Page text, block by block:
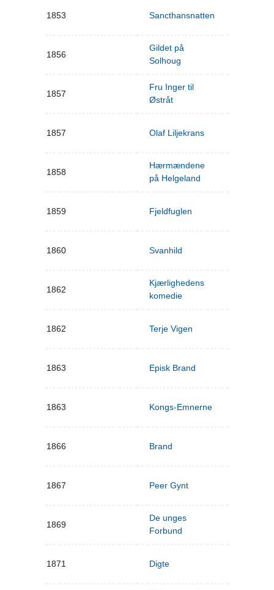
1853 Sancthansnatten
1856
Gildet på
Solhoug
1857
Fru Inger til
Østråt
1857 Olaf Liljekrans
1858
Hærmændene
på Helgeland
1859 Fjeldfuglen
1860 Svanhild
1862
Kjærlighedens
komedie
1862 Terje Vigen
1863 Episk Brand
1863 Kongs-Emnerne
1866 Brand
1867 Peer Gynt
1869
De unges
Forbund
1871 Digte